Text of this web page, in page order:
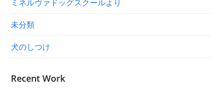
ミネルヴァドッグスクールより
未分類
犬のしつけ
Recent Work